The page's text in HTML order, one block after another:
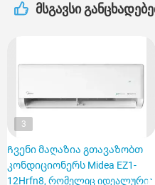
მსგავსი
3
Ჩვენი მაღაზია გთავაზობთ
კონდიციონერს Midea EZ1-
12Hrfn8, რომელიც იდეალურია